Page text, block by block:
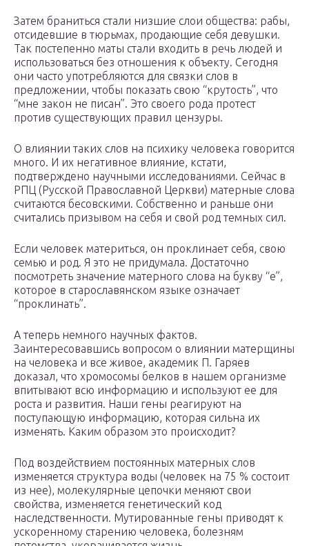
Затем браниться стали низшие слои общества: рабы,
отсидевшие в тюрьмах, продающие себя девушки.
Так постепенно маты стали входить в речь людей и
использоваться без отношения к объекту. Сегодня
они часто употребляются для связки слов в
предложении, чтобы показать свою “крутость”, что
“мне закон не писан”. Это своего рода протест
против существующих правил цензуры.
О влиянии таких слов на психику человека говорится
много. И их негативное влияние, кстати,
подтверждено научными исследованиями. Сейчас в
РПЦ (Русской Православной Церкви) матерные слова
считаются бесовскими. Собственно и раньше они
считались призывом на себя и свой род темных сил.
Если человек материться, он проклинает себя, свою
семью и род. Я это не придумала. Достаточно
посмотреть значение матерного слова на букву “е”,
которое в старославянском языке означает
“проклинать”.
А теперь немного научных фактов.
Заинтересовавшись вопросом о влиянии матерщины
на человека и все живое, академик П. Гаряев
доказал, что хромосомы белков в нашем организме
впитывают всю информацию и используют ее для
роста и развития. Наши гены реагируют на
поступающую информацию, которая сильна их
изменять. Каким образом это происходит?
Под воздействием постоянных матерных слов
изменяется структура воды (человек на 75 % состоит
из нее), молекулярные цепочки меняют свои
свойства, изменяется генетический код
наследственности. Мутированные гены приводят к
ускоренному старению человека, болезням